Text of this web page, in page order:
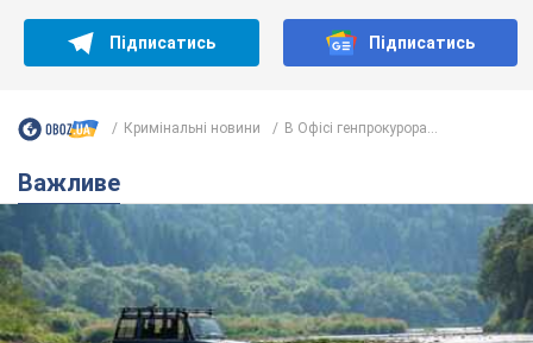
Підписатись Підписатись
Кримінальні новини В Офісі генпрокурора...
Важливе